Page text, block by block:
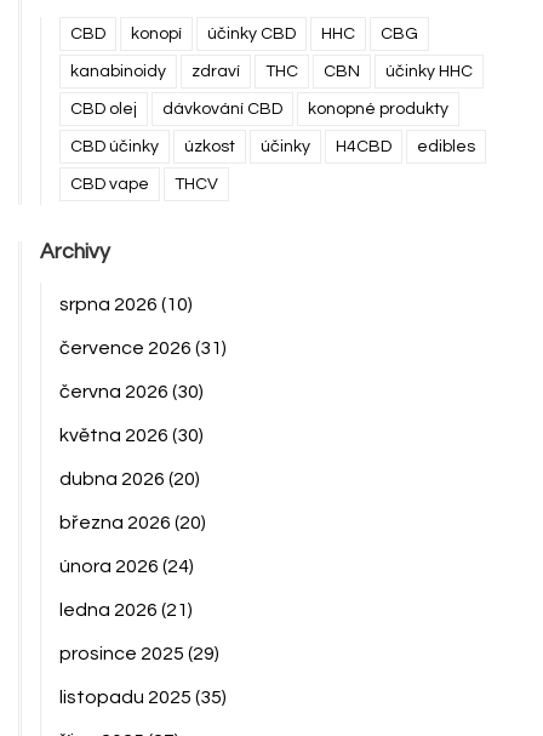
CBD konopí účinky CBD HHC CBG
kanabinoidy zdraví THC CBN účinky HHC
CBD olej dávkování CBD konopné produkty
CBD účinky úzkost účinky H4CBD edibles
CBD vape THCV
Archivy
srpna 2026 (10)
července 2026 (31)
června 2026 (30)
května 2026 (30)
dubna 2026 (20)
března 2026 (20)
února 2026 (24)
ledna 2026 (21)
prosince 2025 (29)
listopadu 2025 (35)